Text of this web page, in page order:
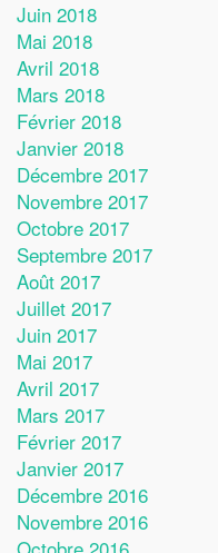
Juin 2018
Mai 2018
Avril 2018
Mars 2018
Février 2018
Janvier 2018
Décembre 2017
Novembre 2017
Octobre 2017
Septembre 2017
Août 2017
Juillet 2017
Juin 2017
Mai 2017
Avril 2017
Mars 2017
Février 2017
Janvier 2017
Décembre 2016
Novembre 2016